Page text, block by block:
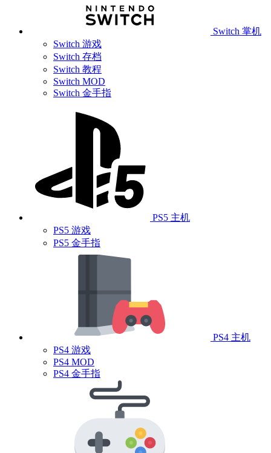
Switch 掌机
Switch 游戏
Switch 存档
Switch 教程
Switch MOD
Switch 金手指
PS5 主机
PS5 游戏
PS5 金手指
PS4 主机
PS4 游戏
PS4 MOD
PS4 金手指